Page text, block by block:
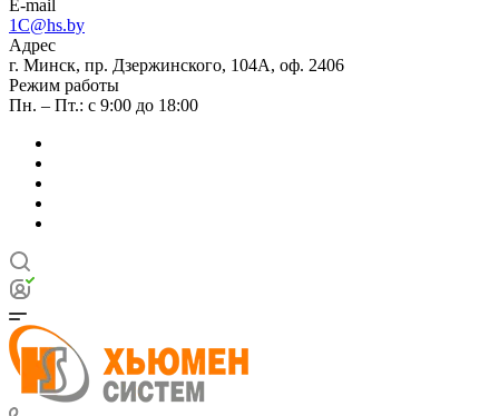
E-mail
1C@hs.by
Адрес
г. Минск, пр. Дзержинского, 104А, оф. 2406
Режим работы
Пн. – Пт.: с 9:00 до 18:00